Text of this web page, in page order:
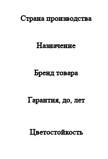
Страна производства
Назначение
Бренд товара
Гарантия, до, лет
Цветостойкость